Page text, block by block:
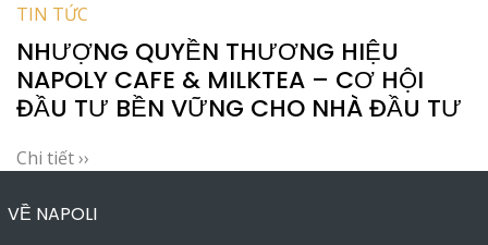
TIN TỨC
NHƯỢNG QUYỀN THƯƠNG HIỆU
NAPOLY CAFE & MILKTEA – CƠ HỘI
ĐẦU TƯ BỀN VỮNG CHO NHÀ ĐẦU TƯ
Chi tiết ››
VỀ NAPOLI